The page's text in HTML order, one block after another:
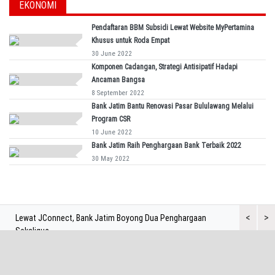
EKONOMI
Pendaftaran BBM Subsidi Lewat Website MyPertamina
Khusus untuk Roda Empat
30 June 2022
Komponen Cadangan, Strategi Antisipatif Hadapi
Ancaman Bangsa
8 September 2022
Bank Jatim Bantu Renovasi Pasar Bululawang Melalui
Program CSR
10 June 2022
Bank Jatim Raih Penghargaan Bank Terbaik 2022
30 May 2022
<
Lewat JConnect, Bank Jatim Boyong Dua Penghargaan
Sekaligus
Bank
Aset di
>